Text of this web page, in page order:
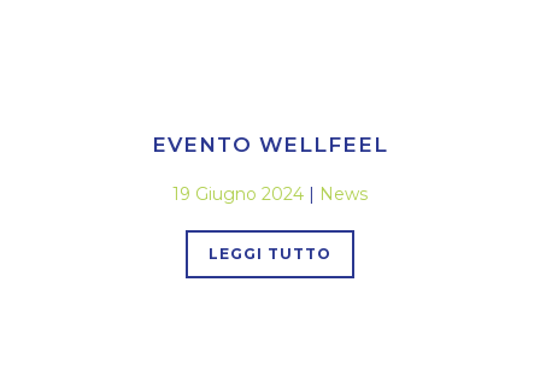
EVENTO WELLFEEL
19 Giugno 2024 News
LEGGI TUTTO